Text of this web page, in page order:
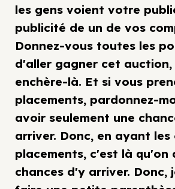
les gens voient votre
publicité de un de vos
Donnez-vous toutes les
d'aller gagner cet
enchère-là. Et si vous
placements, pardonnez-
avoir seulement une
arriver. Donc, en ayant les
placements, c'est là qu'on
chances d'y arriver. Donc,